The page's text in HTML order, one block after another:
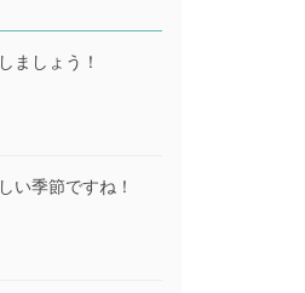
ましょう！
い季節ですね！